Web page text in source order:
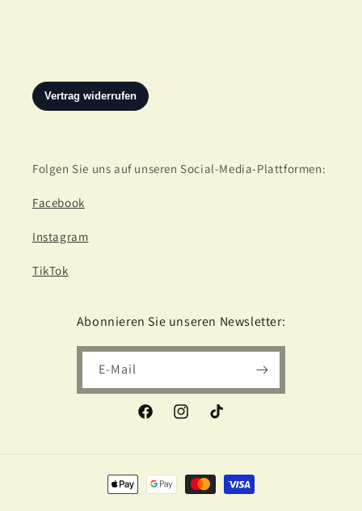
Folgen Sie uns auf unseren Social-Media-Plattformen:
Facebook
Instagram
TikTok
Abonnieren Sie unseren Newsletter:
E-Mail
FacebookInstagramTikTok
Zahlungsmethoden